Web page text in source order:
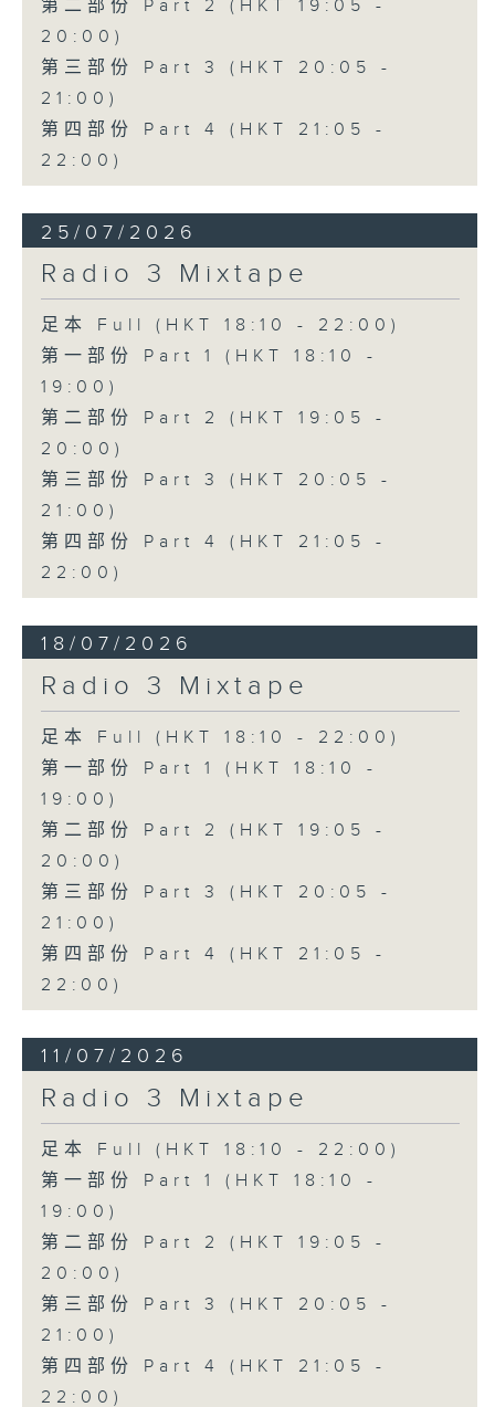
第二部份 Part 2 (HKT 19:05 -
20:00)
第三部份 Part 3 (HKT 20:05 -
21:00)
第四部份 Part 4 (HKT 21:05 -
22:00)
25/07/2026
Radio 3 Mixtape
足本 Full (HKT 18:10 - 22:00)
第一部份 Part 1 (HKT 18:10 -
19:00)
第二部份 Part 2 (HKT 19:05 -
20:00)
第三部份 Part 3 (HKT 20:05 -
21:00)
第四部份 Part 4 (HKT 21:05 -
22:00)
18/07/2026
Radio 3 Mixtape
足本 Full (HKT 18:10 - 22:00)
第一部份 Part 1 (HKT 18:10 -
19:00)
第二部份 Part 2 (HKT 19:05 -
20:00)
第三部份 Part 3 (HKT 20:05 -
21:00)
第四部份 Part 4 (HKT 21:05 -
22:00)
11/07/2026
Radio 3 Mixtape
足本 Full (HKT 18:10 - 22:00)
第一部份 Part 1 (HKT 18:10 -
19:00)
第二部份 Part 2 (HKT 19:05 -
20:00)
第三部份 Part 3 (HKT 20:05 -
21:00)
第四部份 Part 4 (HKT 21:05 -
22:00)